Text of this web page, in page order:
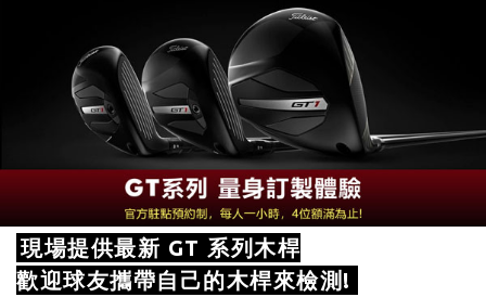
現場提供最新 GT 系列木桿
歡迎球友攜帶自己的木桿來檢測!